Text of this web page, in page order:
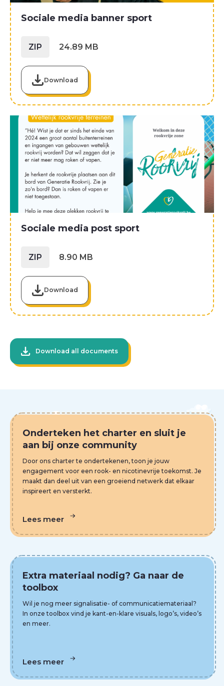
Sociale media banner sport
ZIP 24.89 MB
Download
Sociale media post sport
ZIP 8.90 MB
Download
Download all documents
Onderteken het charter en sluit je
aan bij onze community
Door ons charter te ondertekenen, toon je jouw
engagement voor een rook- en nicotinevrije toekomst. Je
maakt dan deel uit van een groeiend netwerk dat elkaar
inspireert en versterkt.
Lees meer
Extra materiaal nodig? Ga naar de
toolbox
Wil je nog meer signalisatie- of communicatiemateriaal?
In onze toolbox vind je kant-en-klare visuals, logo’s, video’s
en meer.
Lees meer